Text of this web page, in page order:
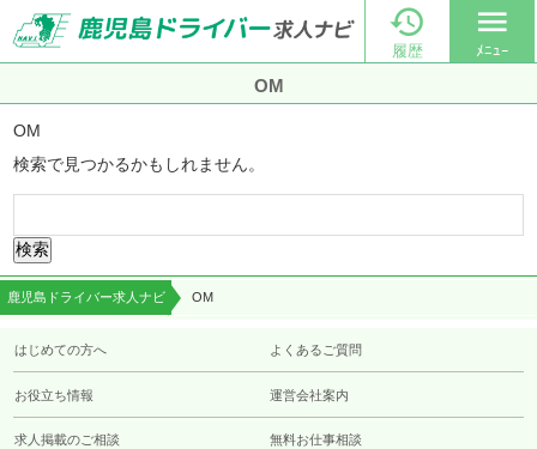

履歴
menu
ﾒﾆｭｰ
OM
OM
検索で見つかるかもしれません。
索:
鹿児島ドライバー求人ナビ OM
はじめての方へ よくあるご質問
お役立ち情報 運営会社案内
求人掲載のご相談 無料お仕事相談